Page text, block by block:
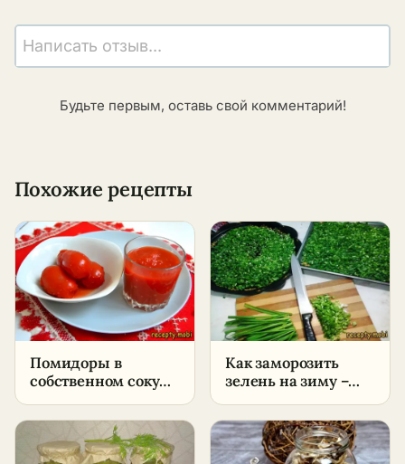
Написать отзыв...
Будьте первым, оставь свой комментарий!
Похожие рецепты
Помидоры в
собственном соку
пошаговый рецепт
в домашних
условиях
Как заморозить
зелень на зиму –
домашних условиях